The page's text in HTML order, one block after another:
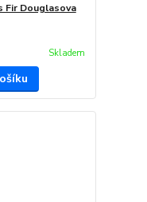
Fir Douglasova
Skladem